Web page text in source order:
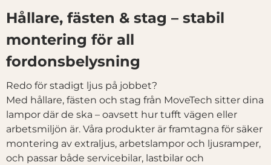
Hållare, fästen & stag – stabil
montering för all
fordonsbelysning
Redo för stadigt ljus på jobbet?
Med hållare, fästen och stag från MoveTech sitter dina
lampor där de ska – oavsett hur tufft vägen eller
arbetsmiljön är. Våra produkter är framtagna för säker
montering av extraljus, arbetslampor och ljusramper,
och passar både servicebilar, lastbilar och